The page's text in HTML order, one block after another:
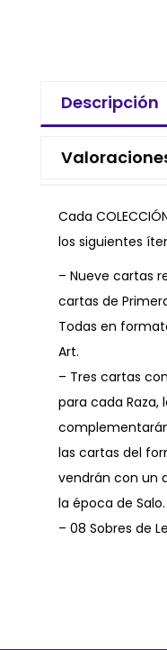
Descripción
Cada
los siguientes
– Nueve cartas
cartas de
Todas en
Art.
– Tres cartas
para cada Raza,
las cartas del
vendrán con un
la época de Salo.
– 08 Sobres de